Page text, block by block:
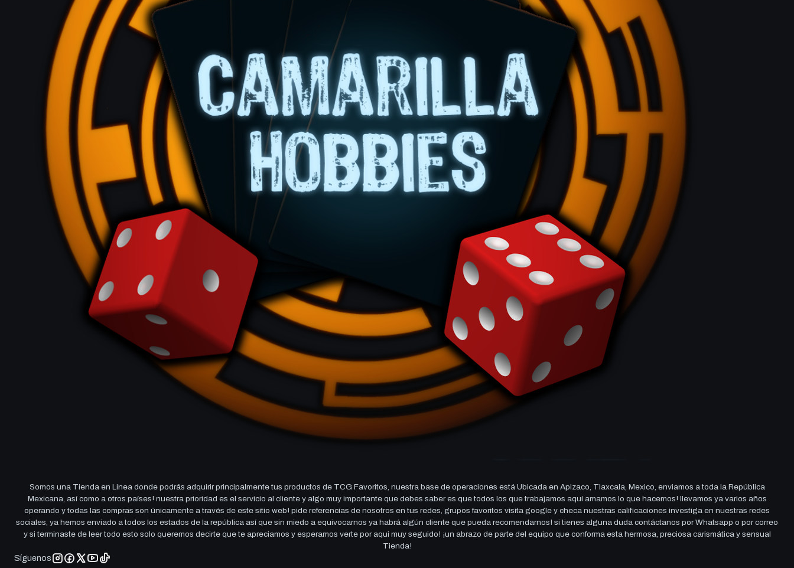
Somos una Tienda en Linea donde podrás adquirir principalmente tus productos de TCG Favoritos, nuestra base de operaciones está Ubicada en Apizaco, Tlaxcala, Mexico, enviamos a toda la República
Mexicana, así como a otros países! nuestra prioridad es el servicio al cliente y algo muy importante que debes saber es que todos los que trabajamos aquí amamos lo que hacemos! llevamos ya varios años
operando y todas las compras son únicamente a través de este sitio web! pide referencias de nosotros en tus redes, grupos favoritos visita google y checa nuestras calificaciones investiga en nuestras redes
sociales, ya hemos enviado a todos los estados de la república así que sin miedo a equivocarnos ya habrá algún cliente que pueda recomendarnos! si tienes alguna duda contáctanos por Whatsapp o por correo
y si terminaste de leer todo esto solo queremos decirte que te apreciamos y esperamos verte por aqui muy seguido! ¡un abrazo de parte del equipo que conforma esta hermosa, preciosa carismática y sensual
Tienda!
Síguenos